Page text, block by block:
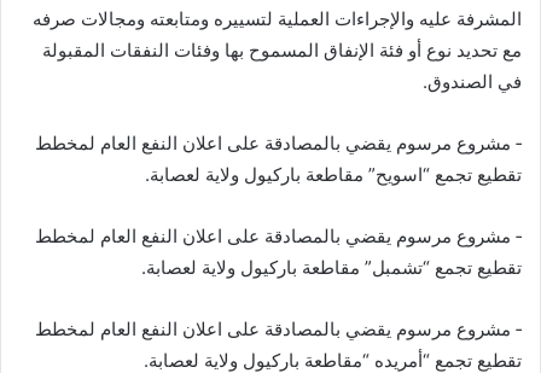
المشرفة عليه والإجراءات العملية لتسييره ومتابعته ومجالات صرفه
مع تحديد نوع أو فئة الإنفاق المسموح بها وفئات النفقات المقبولة
في الصندوق.
‐ مشروع مرسوم يقضي بالمصادقة على اعلان النفع العام لمخطط
تقطيع تجمع “اسويح” مقاطعة باركيول ولاية لعصابة.
‐ مشروع مرسوم يقضي بالمصادقة على اعلان النفع العام لمخطط
تقطيع تجمع “تشمبل” مقاطعة باركيول ولاية لعصابة.
‐ مشروع مرسوم يقضي بالمصادقة على اعلان النفع العام لمخطط
تقطيع تجمع “أمريده “مقاطعة باركيول ولاية لعصابة.